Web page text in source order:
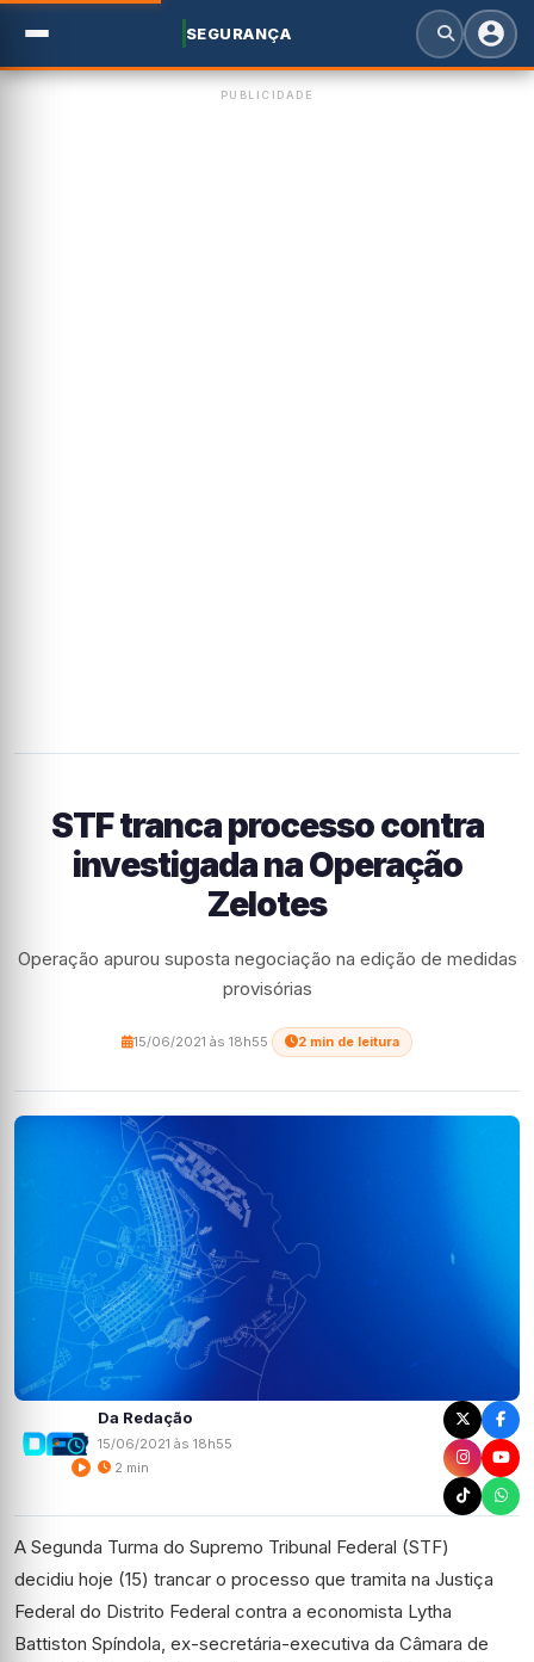
SEGURANÇA
PUBLICIDADE
STF tranca processo contra
investigada na Operação
Zelotes
Operação apurou suposta negociação na edição de medidas
provisórias
15/06/2021 às 18h55 2 min de leitura
Da Redação
15/06/2021 às 18h55
2 min
A Segunda Turma do Supremo Tribunal Federal (STF)
decidiu hoje (15) trancar o processo que tramita na Justiça
Federal do Distrito Federal contra a economista Lytha
Battiston Spíndola, ex-secretária-executiva da Câmara de